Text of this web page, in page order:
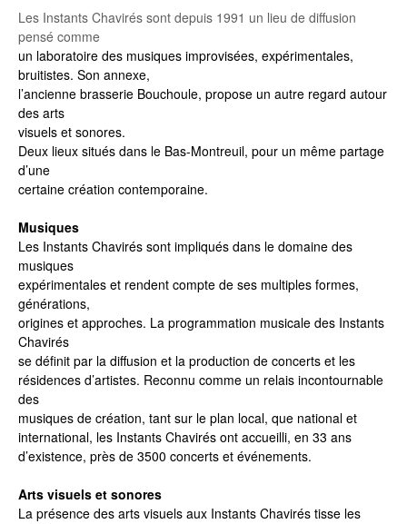
Les Instants Chavirés sont depuis 1991 un lieu de diffusion
pensé comme
un laboratoire des musiques improvisées, expérimentales,
bruitistes. Son annexe,
l’ancienne brasserie Bouchoule, propose un autre regard autour
des arts
visuels et sonores.
Deux lieux situés dans le Bas-Montreuil, pour un même partage
d’une
certaine création contemporaine.
Musiques
Les Instants Chavirés sont impliqués dans le domaine des
musiques
expérimentales et rendent compte de ses multiples formes,
générations,
origines et approches. La programmation musicale des Instants
Chavirés
se définit par la diffusion et la production de concerts et les
résidences d’artistes. Reconnu comme un relais incontournable
des
musiques de création, tant sur le plan local, que national et
international, les Instants Chavirés ont accueilli, en 33 ans
d’existence, près de 3500 concerts et événements.
Arts visuels et sonores
La présence des arts visuels aux Instants Chavirés tisse les